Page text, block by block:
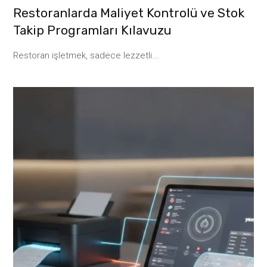
Restoranlarda Maliyet Kontrolü ve Stok
Takip Programları Kılavuzu
Restoran işletmek, sadece lezzetli...